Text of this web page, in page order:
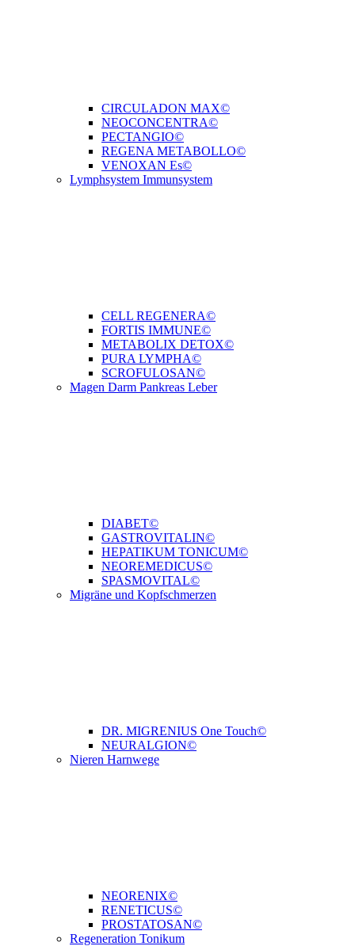
CIRCULADON MAX©
NEOCONCENTRA©
PECTANGIO©
REGENA METABOLLO©
VENOXAN Es©
Lymphsystem Immunsystem
CELL REGENERA©
FORTIS IMMUNE©
METABOLIX DETOX©
PURA LYMPHA©
SCROFULOSAN©
Magen Darm Pankreas Leber
DIABET©
GASTROVITALIN©
HEPATIKUM TONICUM©
NEOREMEDICUS©
SPASMOVITAL©
Migräne und Kopfschmerzen
DR. MIGRENIUS One Touch©
NEURALGION©
Nieren Harnwege
NEORENIX©
RENETICUS©
PROSTATOSAN©
Regeneration Tonikum